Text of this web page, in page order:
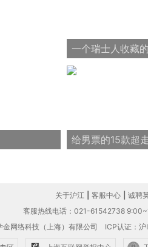
一个瑞士人收藏
无名设计
给男票的15款超
关于沪江 客服中心 诚聘
客服热线电话：021-61542738
金网络科技（上海）有限公司 ICP认证：